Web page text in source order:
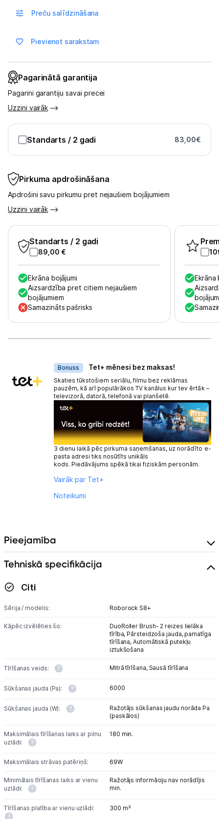
Piegāde un apmaksa
Tehnikas izvešana
Tet pakalpojumi
Kontakti
Preču salīdzināšana
Pievienot sarakstam
Pirkuma apdrošināšana
Apdrošini savu pirkumu pret nejaušiem bojājumiem
Uzzini vairāk
Standarts / 2 gadi
89,00 €
Ekrāna bojājumi
Aizsardzība pret citiem nejaušiem
bojājumiem
Samazināts pašrisks
Ekrāna
Pagarinātā garantija
Pagarini garantiju savai precei
Uzzini vairāk
Standarts / 2 gadi 83,00€
Bonuss Tet+ mēnesi bez maksas!
Skaties tūkstošiem seriālu, filmu bez reklāmas
pauzēm, kā arī populārākos TV kanālus kur tev ērtāk –
televizorā, datorā, telefonā vai planšetē.
3 dienu laikā pēc pirkuma saņemšanas, uz norādīto e-
pasta adresi tiks nosūtīts unikāls
kods. Piedāvājums spēkā tikai fiziskām personām.
Vairāk par Tet+
Noteikumi
Pieejamība
Tehniskā specifikācija
Citi
Sērija / modelis: Roborock S8+
Kāpēc izvēlēties šo:
DuoRoller Brush- 2 reizes lielāka
tīrība, Pārsteidzoša jauda, pamatīga
tīrīšana,Automātiskā putekļu
iztukšošana
Tīrīšanas veids: Mitrā tīrīšana, Sausā tīrīšana
Sūkšanas jauda (Pa): 6000
Sūkšanas jauda (W):
Ražotājs sūkšanas jaudu norāda Pa
(paskālos)
Maksimālais tīrīšanas laiks ar pilnu
uzlādi:
180 min.
Maksimālais strāvas patēriņš: 69W
Minimālais tīrīšanas laiks ar vienu
uzlādi:
Ražotājs informāciju nav norādījis
min.
Tīrīšanas platība ar vienu uzlādi: 300 m²